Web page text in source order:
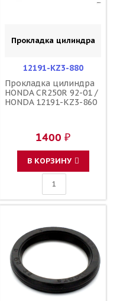
Прокладка цилиндра
12191-KZ3-880
Прокладка цилиндра
HONDA CR250R 92-01 /
HONDA 12191-KZ3-860
1400 ₽
В КОРЗИНУ